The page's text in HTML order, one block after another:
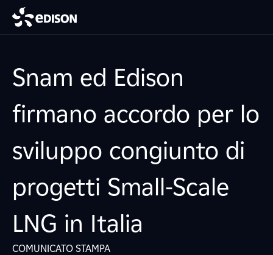
Snam ed Edison
firmano accordo per lo
sviluppo congiunto di
progetti Small-Scale
LNG in Italia
COMUNICATO STAMPA